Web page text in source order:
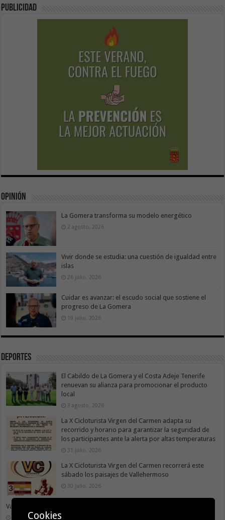
Publicidad
Opinión
La Gomera transforma su modelo energético
2 agosto, 2026
Vivir donde se estudia: una cuestión de igualdad entre
islas
26 julio, 2026
Cuidar es avanzar: el escudo social que sostiene el
progreso de La Gomera
19 julio, 2026
Deportes
El Cabildo de La Gomera y el Costa Adeje Tenerife
renuevan su alianza para promocionar el producto
local
3 agosto, 2026
La X Cicloturista Virgen del Carmen adapta su
recorrido y horario para garantizar la seguridad de
los participantes ante la alerta por altas temperaturas
31 julio, 2026
La X Cicloturista Virgen del Carmen recorrerá este
sábado los paisajes de Vallehermoso
30 julio, 2026
Valle Gran Rey acoge este sábado la VII Travesía a Nado Isla Colombina
30 julio, 2026
Cookies